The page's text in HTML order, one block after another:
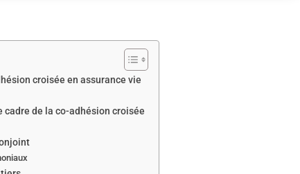
croisée en assurance vie
de la co-adhésion croisée